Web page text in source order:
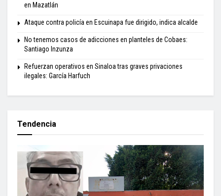
en Mazatlán
Ataque contra policía en Escuinapa fue dirigido, indica alcalde
No tenemos casos de adicciones en planteles de Cobaes:
Santiago Inzunza
Refuerzan operativos en Sinaloa tras graves privaciones
ilegales: García Harfuch
Tendencia